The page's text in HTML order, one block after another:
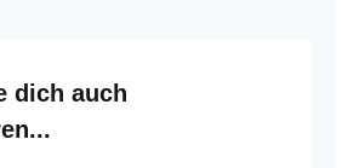
überspringen
dich auch